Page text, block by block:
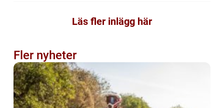
Läs fler inlägg här
Fler nyheter